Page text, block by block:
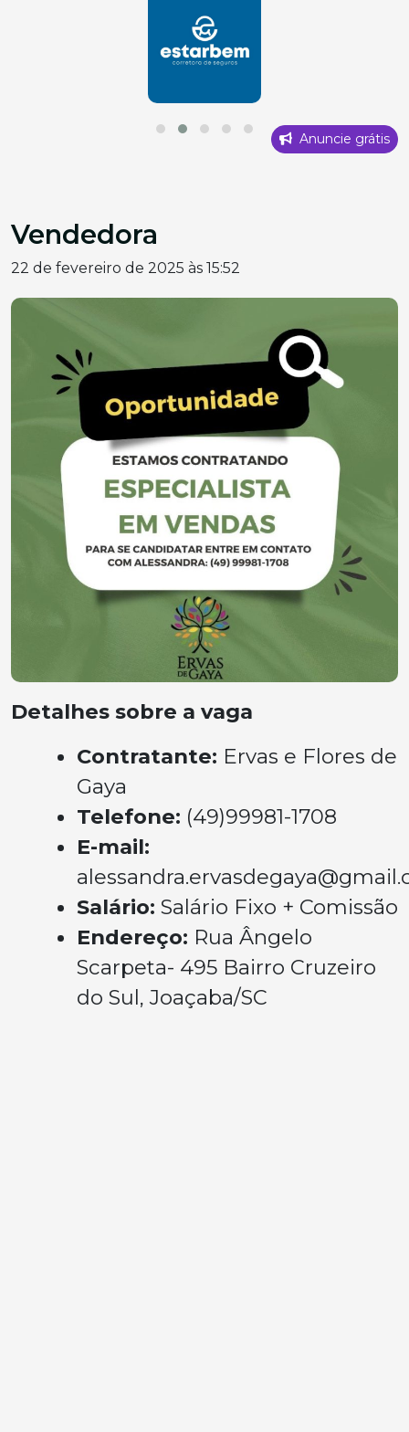
Anuncie grátis
Vendedora
22 de fevereiro de 2025 às 15:52
Detalhes sobre a vaga
Contratante: Ervas e Flores de
Gaya
Telefone: (49)99981-1708
E-mail:
Salário: Salário Fixo + Comissão
Endereço: Rua Ângelo
Scarpeta- 495 Bairro Cruzeiro
do Sul, Joaçaba/SC